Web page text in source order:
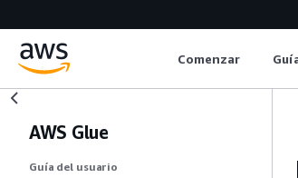
Comenzar
AWS Glue
Guía del usuario